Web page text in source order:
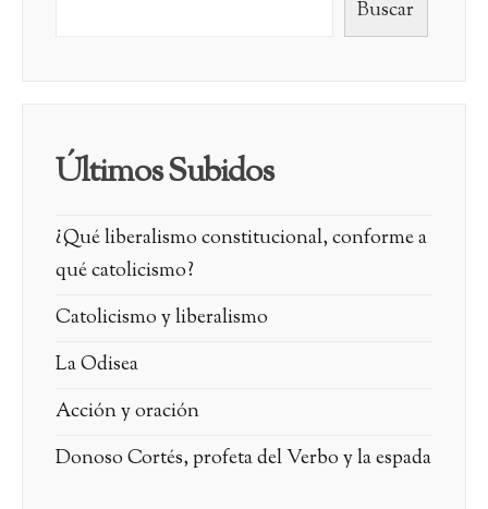
Buscar
Últimos Subidos
¿Qué liberalismo constitucional, conforme a
qué catolicismo?
Catolicismo y liberalismo
La Odisea
Acción y oración
Donoso Cortés, profeta del Verbo y la espada